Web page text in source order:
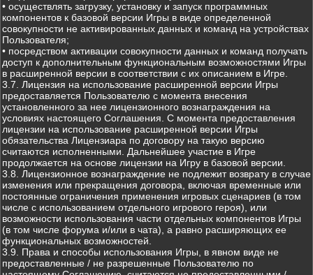
• осуществлять загрузку, установку и запуск программных
компонентов к базовой версии Игры в виде определенной
совокупности не активированных данных и команд на устройствах
Пользователя;
• посредством активации совокупности данных и команд получать
доступ к дополнительным функциональным возможностями Игры
в расширенной версии в соответствии с их описанием в Игре.
3.7. Лицензия на использование расширенной версии Игры
предоставляется Пользователю с момента внесения
установленного за нее лицензионного вознаграждения на
условиях настоящего Соглашения. С момента предоставления
лицензии на использование расширенной версии Игры
обязательства Лицензиара по договору на такую версию
считаются исполненными. Дальнейшее участие в Игре
продолжается на основе лицензии на Игру в базовой версии.
3.8. Лицензионное вознаграждение не подлежит возврату в случае
изменения или прекращения договора, включая временные или
постоянные ограничения применения игровых сценариев (в том
числе с использованием отдельного игрового героя), или
возможности использования части отдельных компонентов Игры
(в том числе форума и/или в чата), а равно расширяющих ее
функциональных возможностей.
3.9. Права и способы использования Игры, в явном виде не
предоставленные / не разрешенные Пользователю по